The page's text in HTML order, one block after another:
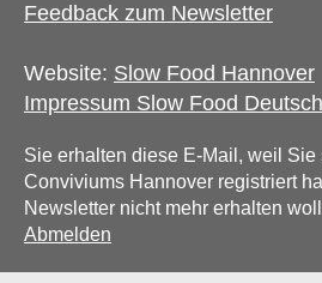
Feedback zum Newsletter
Website: Slow Food Hannover
Impressum Slow Food
Sie erhalten diese E-Mail, weil
Conviviums Hannover registriert
Newsletter nicht mehr erhalten
Abmelden